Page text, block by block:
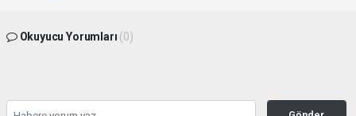
Okuyucu Yorumları (0)